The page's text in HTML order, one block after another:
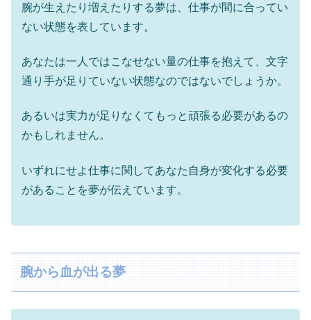
腕が生えたり増えたりする夢は、仕事が間に合ってい
ない状態を表しています。
あなたは一人ではこなせない量の仕事を抱えて、文字
通り手が足りていない状態なのではないでしょうか。
あるいは実力が足りなくてもっと頑張る必要があるの
かもしれません。
いずれにせよ仕事に関してあなた自身が変化する必要
があることを夢が伝えています。
腕から血が出る夢